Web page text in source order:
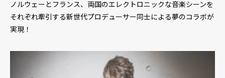
ノルウェーとフランス、両国のエレクトロニックな音楽シーンを
それぞれ牽引する新世代プロデューサー同士による夢のコラボが
実現！